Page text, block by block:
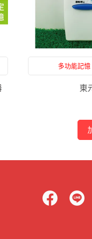
多功能記
附設：家電維修
東